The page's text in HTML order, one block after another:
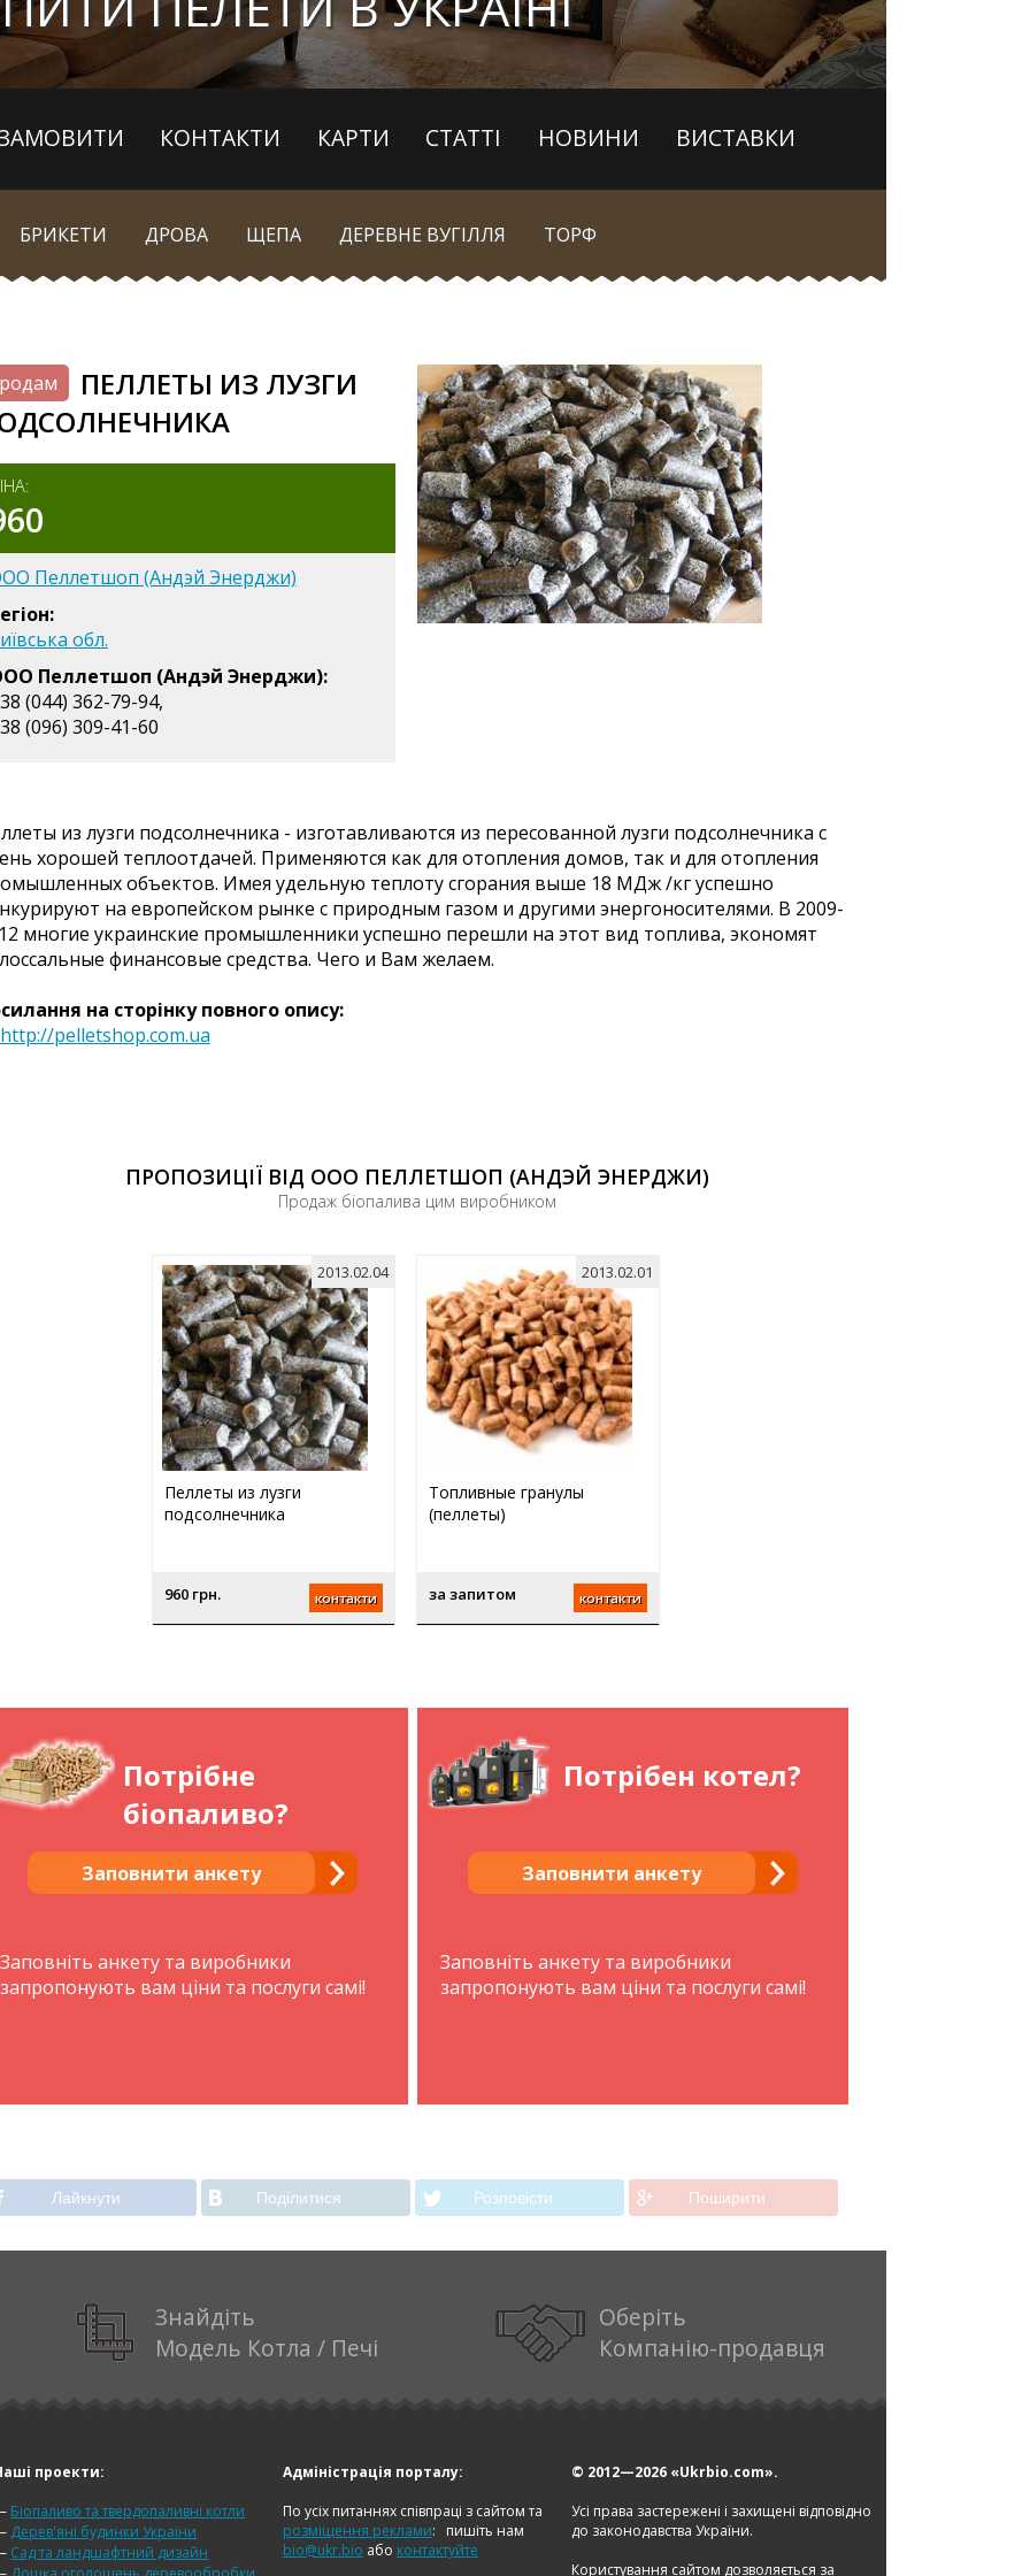
КОНТАКТИ КАРТИ СТАТТІ НОВИНИ ВИСТАВКИ
БРИКЕТИ ДРОВА ЩЕПА ДЕРЕВНЕ ВУГІЛЛЯ ТОРФ
ПЕЛЛЕТЫ ИЗ ЛУЗГИ
Пеллетшоп (Андэй Энерджи)
обл.
Пеллетшоп (Андэй Энерджи):
(044) 362-79-94,
(096) 309-41-60
из лузги подсолнечника - изготавливаются из пересованной лузги подсолнечника с
хорошей теплоотдачей. Применяются как для отопления домов, так и для отопления
объектов. Имея удельную теплоту сгорания выше 18 МДж /кг успешно
на европейском рынке с природным газом и другими энергоносителями. В 2009-
многие украинские промышленники успешно перешли на этот вид топлива, экономят
финансовые средства. Чего и Вам желаем.
на сторінку повного опису:
http://pelletshop.com.ua
ПРОПОЗИЦІЇ ВІД ООО ПЕЛЛЕТШОП (АНДЭЙ ЭНЕРДЖИ)
Продаж біопалива цим виробником
Пеллеты из лузги
подсолнечника
960 грн. контакти
2013.02.04
Топливные гранулы
(пеллеты)
за запитом контакти
2013.02.01
Потрібне
біопаливо?
Заповнити анкету
Заповніть анкету та виробники
запропонують вам ціни та послуги самі!
Потрібен котел?
Заповнити анкету
Заповніть анкету та виробники
запропонують вам ціни та послуги самі!
Лайкнути Подiлитися Розповiсти Поширити
Знайдіть
Модель Котла / Печі
Оберіть
Компанію-продавця
проекти:
Біопаливо та твердопаливні котли
Дерев'яні будинки України
Сад та ландшафтний дизайн
Адміністрація порталу:
По усіх питаннях співпраці з сайтом та
розміщення реклами:
пишіть нам
bio@ukr.bio або контактуйте
© 2012—2026 «Ukrbio.com».
Усі права застережені і захищені відповідно
до законодавства України.
Користування сайтом дозволяється за